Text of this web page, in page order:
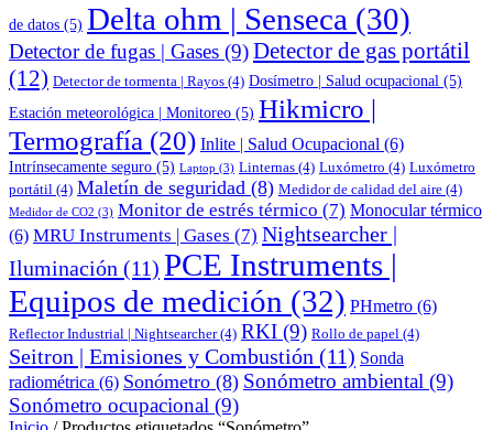
de datos (5) Delta ohm | Senseca (30)
Detector de fugas | Gases (9)Detector de gas portátil
(12) Detector de tormenta | Rayos (4) Dosímetro | Salud ocupacional (5)
Estación meteorológica | Monitoreo (5) Hikmicro |
Termografía (20) Inlite | Salud Ocupacional (6)
Intrínsecamente seguro (5) Laptop (3) Linternas (4) Luxómetro (4) Luxómetro
portátil (4) Maletín de seguridad (8) Medidor de calidad del aire (4)
Medidor de CO2 (3) Monitor de estrés térmico (7) Monocular térmico
(6) MRU Instruments | Gases (7) Nightsearcher |
Iluminación (11) PCE Instruments |
Equipos de medición (32) PHmetro (6)
Reflector Industrial | Nightsearcher(4) RKI (9) Rollo de papel (4)
Seitron | Emisiones y Combustión (11) Sonda
radiométrica (6) Sonómetro (8) Sonómetro ambiental (9)
Sonómetro ocupacional (9)